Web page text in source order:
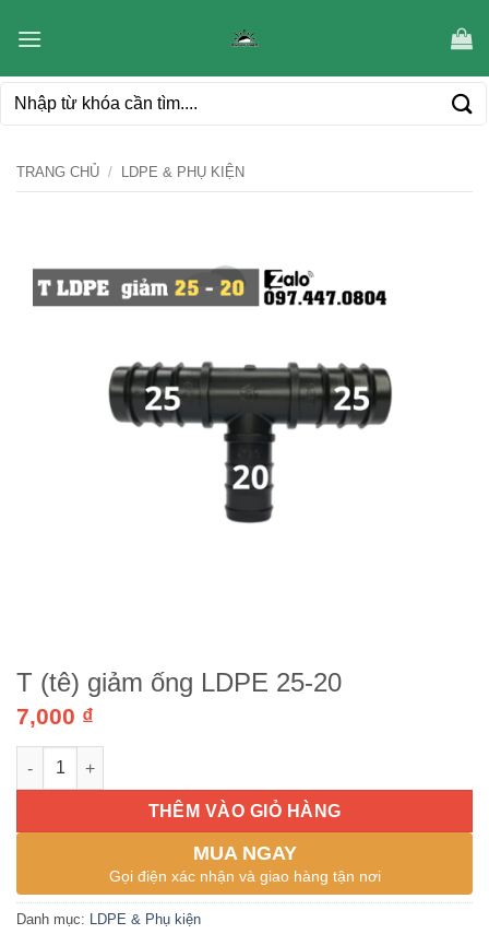
qua
dung
Tìm
TRANG CHỦ / LDPE & PHỤ KIỆN
T (tê) giảm ống LDPE 25-20
7,000 ₫
T (tê) giảm ống LDPE 25-20 số lượng
THÊM VÀO GIỎ HÀNG
MUA NGAY
Gọi điện xác nhận và giao hàng tận nơi
Danh mục: LDPE & Phụ kiện